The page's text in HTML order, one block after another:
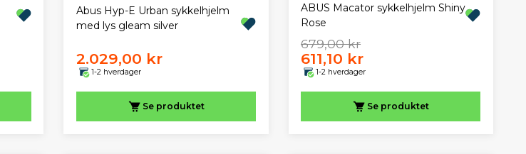
Abus Hyp-E Urban sykkelhjelm
med lys gleam silver
2.029,00 kr
1-2 hverdager
Se produktet
ABUS Macator sykkelhjelm Shiny
Rose
679,00 kr
611,10 kr
1-2 hverdager
Se produktet